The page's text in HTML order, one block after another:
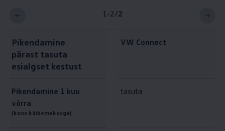
1-2/2
Pikendamine
pärast tasuta
esialgset kestust
VW Connect
Pikendamine 1 kuu
võrra
(koos käibemaksuga)
tasuta